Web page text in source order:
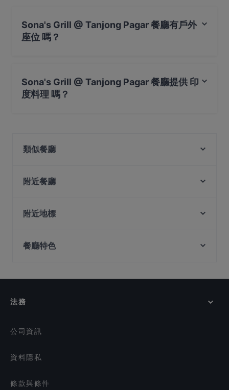
Sona's Grill @ Tanjong Pagar 餐廳有戶外
座位 嗎？
Sona's Grill @ Tanjong Pagar 餐廳提供 印
度料理 嗎？
類似餐廳
Thai Bowl by Thai Salad Bowl
Moon Rooftop Bar & Lounge
Café 2000
附近餐廳
SBCD Korean Tofu House - Tanjong Pagar Centre
Nanami Izakaya
NHC Tanjong Pagar
附近地標
Ue Square, 新加坡
餐廳特色
在 新加坡 的 適合商務午餐的餐廳
法務
公司資訊
資料隱私
條款與條件